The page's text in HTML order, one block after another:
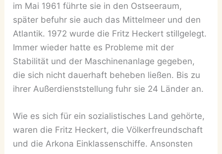
im Mai 1961 führte sie in den Ostseeraum,
später befuhr sie auch das Mittelmeer und den
Atlantik. 1972 wurde die Fritz Heckert stillgelegt.
Immer wieder hatte es Probleme mit der
Stabilität und der Maschinenanlage gegeben,
die sich nicht dauerhaft beheben ließen. Bis zu
ihrer Außerdienststellung fuhr sie 24 Länder an.
Wie es sich für ein sozialistisches Land gehörte,
waren die Fritz Heckert, die Völkerfreundschaft
und die Arkona Einklassenschiffe. Ansonsten